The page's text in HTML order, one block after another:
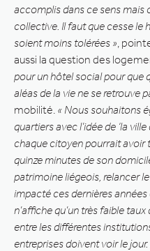
accomplis dans ce sens mais
collective. Il faut que cesse le
soient moins tolérées » ,
aussi la question des
pour un hôtel social pour que
aléas de la vie ne se retrouve
mobilité. « Nous souhaitons
quartiers avec l’idée de ‘la
chaque citoyen pourrait avoir
quinze minutes de son
patrimoine liégeois, relancer
impacté ces dernières
n’affiche qu’un très faible
entre les différentes
entreprises doivent voir le jour.